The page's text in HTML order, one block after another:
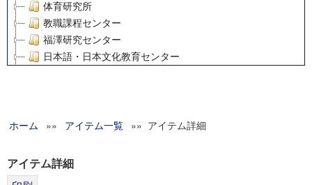
体育研究所
教職課程センター
福澤研究センター
日本語・日本文化教育センター
グローバルリサーチインスティテュート
科学研究費補助金研究成果報告書
ホーム »» アイテム一覧 »» アイテム詳細
アイテム詳細